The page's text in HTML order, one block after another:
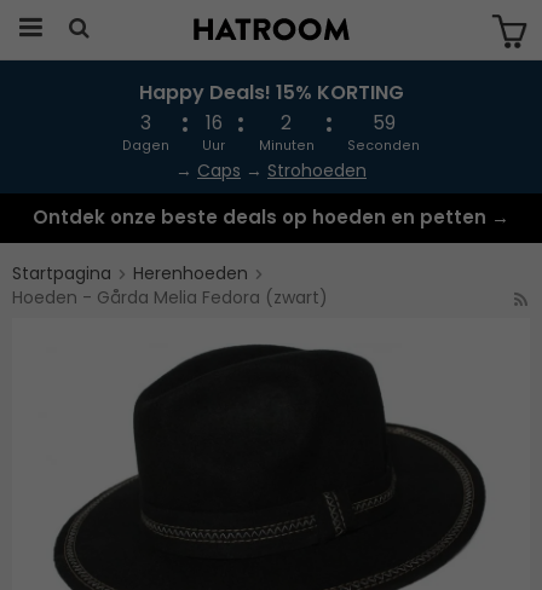
Produkten har blivit tillagd i varukorgen
Happy Deals! 15% KORTING
3
Dagen
16
Uur
2
Minuten
58
Seconden
→ Caps → Strohoeden
Ontdek onze beste deals op hoeden en petten →
Startpagina
Herenhoeden
Hoeden - Gårda Melia Fedora (zwart)